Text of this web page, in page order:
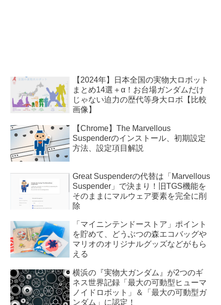
【2024年】日本全国の実物大ロボット
まとめ14選＋α！お台場ガンダムだけ
じゃない迫力の歴代等身大ロボ【比較
画像】
【Chrome】The Marvellous
Suspenderのインストール、初期設定
方法、設定項目解説
Great Suspenderの代替は「Marvellous
Suspender」で決まり！旧TGS機能を
そのままにマルウェア要素を完全に削
除
「マイニンテンドーストア」ポイント
を貯めて、どうぶつの森エコバッグや
マリオのオリジナルグッズなどがもら
える
横浜の『実物大ガンダム』が2つのギ
ネス世界記録「最大の可動型ヒューマ
ノイドロボット」＆「最大の可動型ガ
ンダム」に認定！